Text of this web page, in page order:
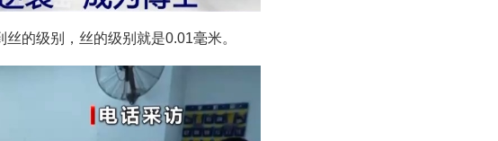
的级别，丝的级别就是0.01毫米。